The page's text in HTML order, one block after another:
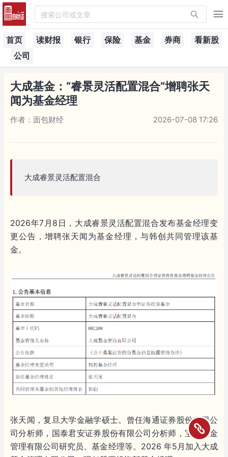
搜索公司或文章
首页 读财报 银行 保险 基金 券商
看新股
公司
大成基金：“睿景灵活配置混合”增聘张天
闻为基金经理
作者：面包财经 2026-07-08 17:26
大成睿景灵活配置混合
2026年7月8日，大成睿景灵活配置混合发布基金经理变
更公告，增聘张天闻为基金经理，与韩创共同管理该基
金。
张天闻，复旦大学金融学硕士。曾任海通证券股份有限公
司分析师，国泰君安证券股份有限公司分析师，宝盈基金
管理有限公司研究员、基金经理等。2026 年5月加入大成